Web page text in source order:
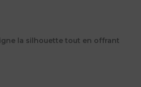
la silhouette tout en offrant